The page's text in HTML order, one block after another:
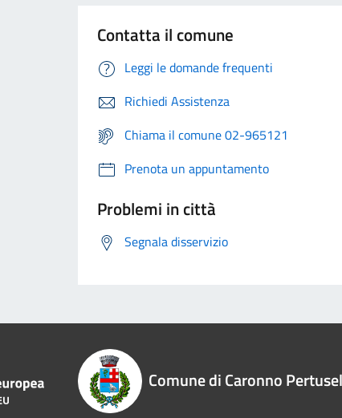
Contatta il comune
Leggi le domande frequenti
Richiedi Assistenza
Chiama il comune 02-965121
Prenota un appuntamento
Problemi in città
Segnala disservizio
Comune di Caronno